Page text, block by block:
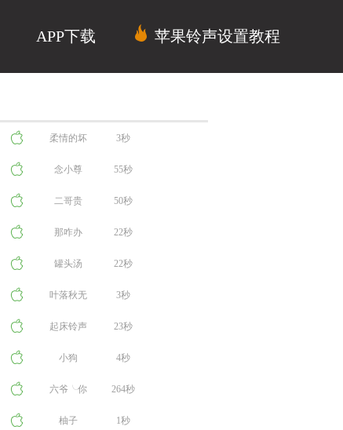
苹果铃声设置教程
APP下载
柔情的坏
蛋
3秒
念小尊 55秒
二哥贵
姓？
50秒
那咋办 22秒
罐头汤 22秒
叶落秋无
声
3秒
起床铃声 23秒
小狗 4秒
六爷╰你
的专属男
264秒
柚子 1秒